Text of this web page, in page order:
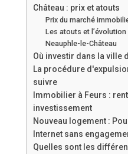
Château : prix et atouts
Prix du marché
Les atouts et
Neauphle-le-Château
Où investir dans la ville
La procédure
suivre
Immobilier à Feurs :
investissement
Nouveau logement :
Internet sans
Quelles sont les